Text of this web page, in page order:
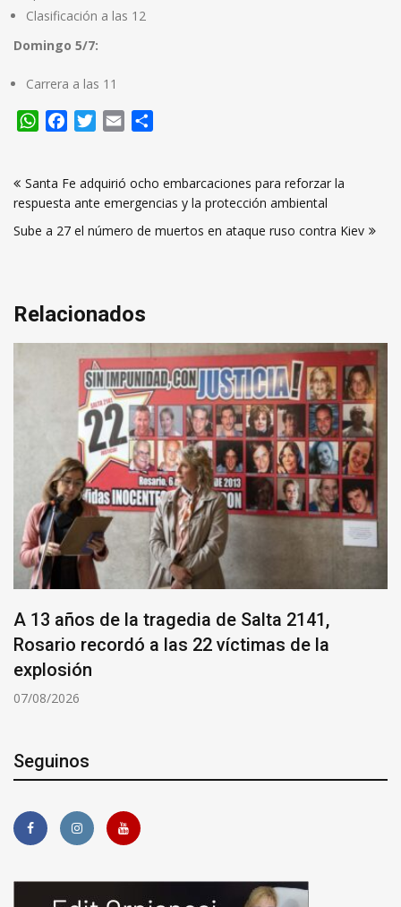
Clasificación a las 12
Domingo 5/7:
Carrera a las 11
WhatsApp
FacebookTwitter
Email
de
entradas
Santa Fe adquirió ocho embarcaciones para reforzar la
respuesta ante emergencias y la protección ambiental
Sube a 27 el número de muertos en ataque ruso contra Kiev
Relacionados
A 13 años de la tragedia de Salta 2141,
Rosario recordó a las 22 víctimas de la
explosión
07/08/2026
Seguinos